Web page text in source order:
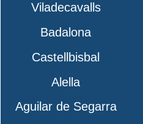
Viladecavalls
Badalona
Castellbisbal
Alella
Aguilar de Segarra